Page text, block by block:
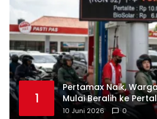
1
‎Pertamax Naik,
Mulai Beralih ke
10 Juni 2026 0